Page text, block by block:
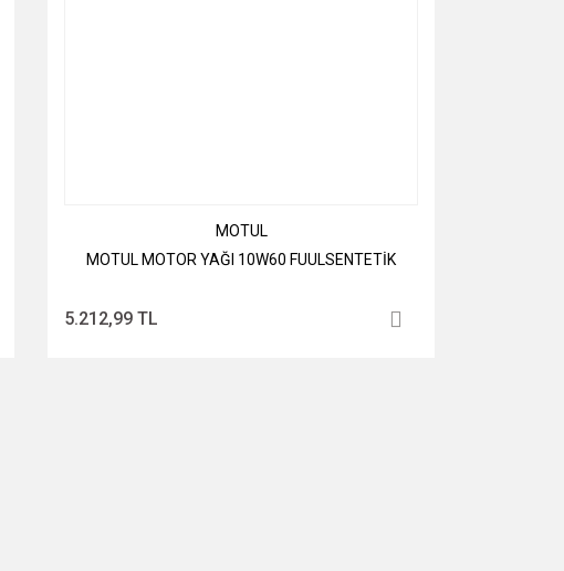
MOTUL
MOTUL MOTOR YAĞI 10W60 FUULSENTETİK
5.212,99 TL